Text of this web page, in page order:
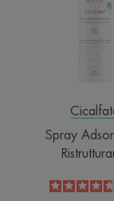
Spray